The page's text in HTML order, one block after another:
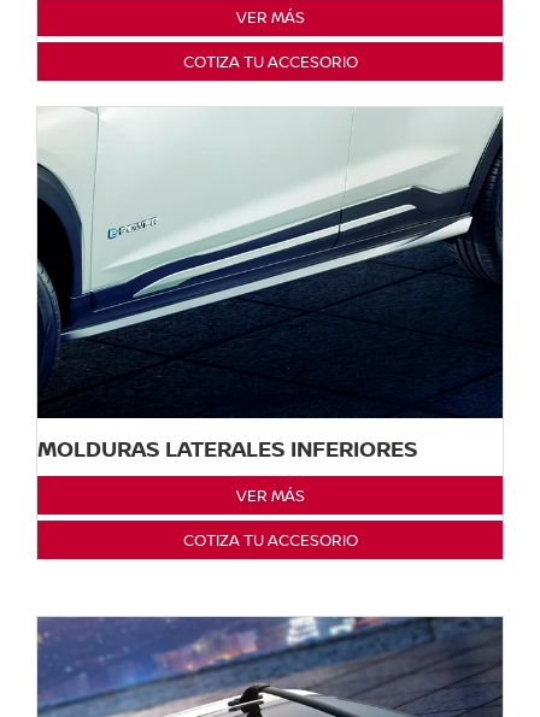
VER MÁS
COTIZA TU ACCESORIO
MOLDURAS LATERALES INFERIORES
VER MÁS
COTIZA TU ACCESORIO